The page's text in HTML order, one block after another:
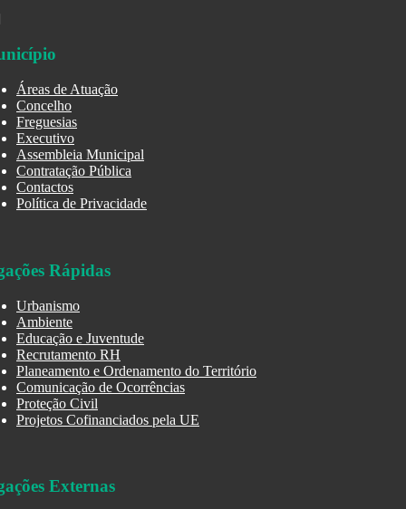
Áreas de Atuação
Concelho
Freguesias
Executivo
Assembleia Municipal
Contratação Pública
Contactos
Política de Privacidade
Rápidas
Urbanismo
Ambiente
Educação e Juventude
Recrutamento RH
Planeamento e Ordenamento do Território
Comunicação de Ocorrências
Proteção Civil
Projetos Cofinanciados pela UE
Externas